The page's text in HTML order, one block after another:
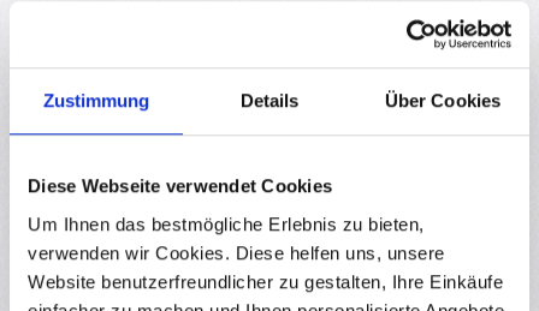
Zustimmung Details Über Cookies
Diese Webseite verwendet Cookies
Um Ihnen das bestmögliche Erlebnis zu bieten,
verwenden wir Cookies. Diese helfen uns, unsere
Website benutzerfreundlicher zu gestalten, Ihre Einkäufe
0.005 kg
Beschreibung
Lüfterhalterung für einen 3010 Lüfter für V6 Hotends.
Kompatibel mit E3D V6. Details Lüfterhalterung Passend für
J-Head… Mehr